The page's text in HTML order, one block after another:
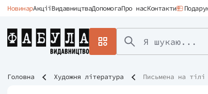
НовинарАкціїВидавництваДопомогаПро насКонтакти
Головна Художня література Письмена на тілі